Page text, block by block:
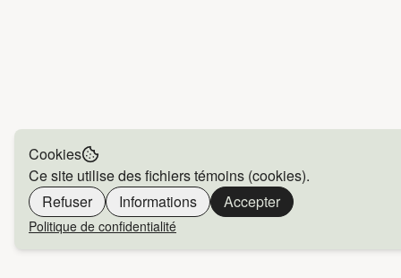
Cookies
Ce site utilise des fichiers témoins (cookies).
Refuser
Informations Accepter
Politique de confidentialité